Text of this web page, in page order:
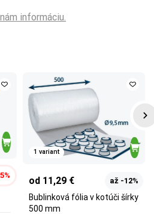
informáciu.
1 variant
od 11,29 € až -12%
Bublinková fólia v kotúči šírky
500 mm